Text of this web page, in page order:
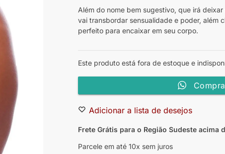
Além do nome bem sugestivo, que irá
vai transbordar sensualidade e poder, além
perfeito para encaixar em seu corpo.
Este produto está fora de estoque e
Adicionar a lista de desejos
Frete Grátis para o Região Sudesteacima
Parcele em até 10x sem juros